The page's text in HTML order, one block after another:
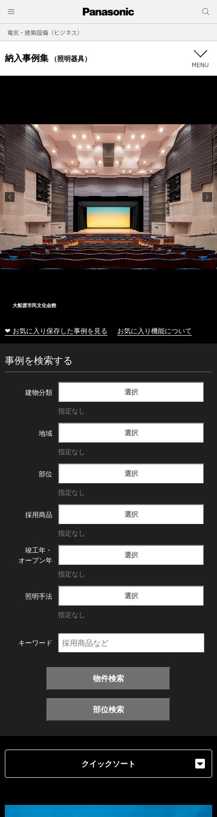
電気・建築設備（ビジネス）
納入事例集 （照明器具）
大船渡市民文化会館
❤ お気に入り保存した事例を見る お気に入り機能について
事例を検索する
建物分類 選択
指定なし
地域 選択
指定なし
部位 選択
指定なし
採用商品 選択
指定なし
竣工年・
オープン年
選択
指定なし
照明手法 選択
指定なし
キーワード
物件検索
部位検索
クイックソート